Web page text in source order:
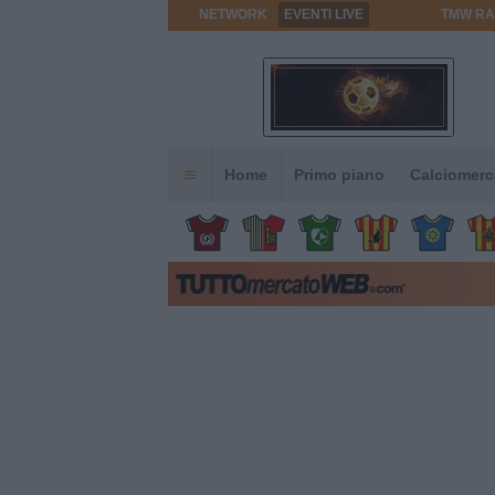
NETWORK EVENTI LIVE TMW
Home Primo piano